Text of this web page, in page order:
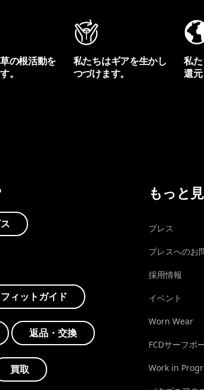
の根活動を
。
私たちはギアを生かし
つづけます。
私
還元
ィットガイド
返品・交換
買取
もっと
プレス
プレスへのお
採用情報
イベント
Worn Wear
FCDサーフボ
Work in